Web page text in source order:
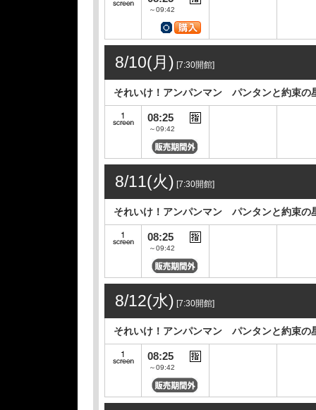
～09:42
8/10(月) [7:30開館]
それいけ！アンパンマン パンタンと約束の
08:25
～09:42
8/11(火) [7:30開館]
それいけ！アンパンマン パンタンと約束の
08:25
～09:42
8/12(水) [7:30開館]
それいけ！アンパンマン パンタンと約束の
08:25
～09:42